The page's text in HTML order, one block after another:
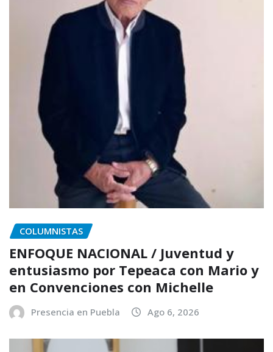
COLUMNISTAS
ENFOQUE NACIONAL / Juventud y
entusiasmo por Tepeaca con Mario y
en Convenciones con Michelle
Presencia en Puebla Ago 6, 2026